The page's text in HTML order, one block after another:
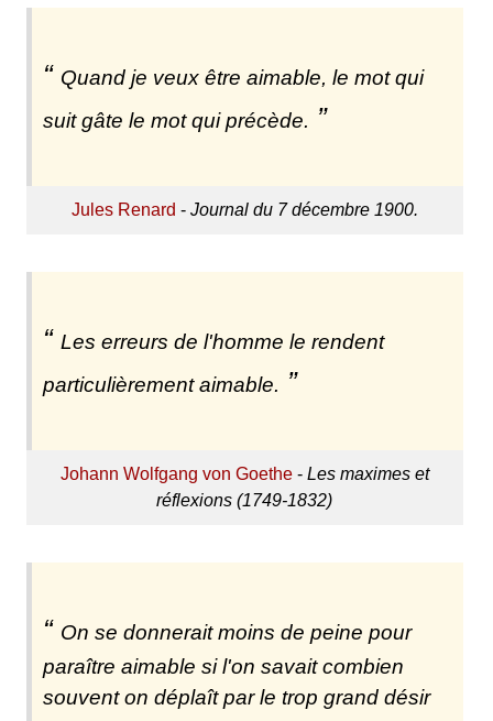
Quand je veux être aimable, le mot qui
suit gâte le mot qui précède.
Jules Renard - Journal du 7 décembre 1900.
Les erreurs de l'homme le rendent
particulièrement aimable.
Johann Wolfgang von Goethe- Les maximes et
réflexions (1749-1832)
On se donnerait moins de peine pour
paraître aimable si l'on savait combien
souvent on déplaît par le trop grand désir